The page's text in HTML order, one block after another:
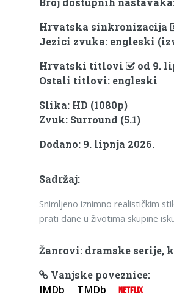
Hrvatska sinkronizacija
Jezici zvuka: engleski
Hrvatski titlovi
od 9.
Ostali titlovi: engleski
Slika: HD (1080p)
Zvuk: Surround (5.1)
Dodano: 9. lipnja 2026.
Sadržaj:
Snimljeno iznimno realističkim
prati dane u životima skupine
Žanrovi: dramske serije,
Vanjske poveznice:
IMDb TMDb NETFLIX